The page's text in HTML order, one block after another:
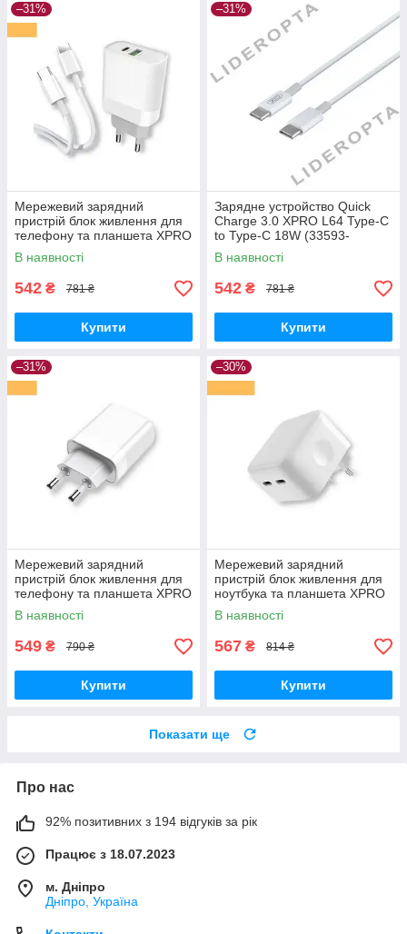
–31%
Мережевий зарядний
пристрій блок живлення для
телефону та планшета XPRO
L64 QC3.0 18W Type-C to
Type-C білий (33593-01)
В наявності
542 ₴ 781 ₴
Купити
–31%
Зарядне устройство Quick
Charge 3.0 XPRO L64 Type-C
to Type-C 18W (33593-
01_179)
В наявності
542 ₴ 781 ₴
Купити
–31%
Мережевий зарядний
пристрій блок живлення для
телефону та планшета XPRO
L91EU 25W Type-C білий
(21696-01)
В наявності
549 ₴ 790 ₴
Купити
–30%
Мережевий зарядний
пристрій блок живлення для
ноутбука та планшета XPRO
Dual type-C port 35W 3.0A
білий (33038-01)
В наявності
567 ₴ 814 ₴
Купити
Показати ще
Про нас
92% позитивних з 194 відгуків за рік
Працює з 18.07.2023
м. Дніпро
Дніпро, Україна